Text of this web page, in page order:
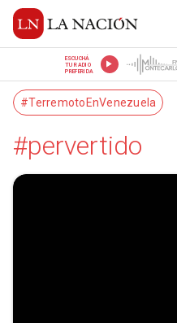
ESCUCHÁ
TU RADIO
PREFERIDA
#TerremotoEnVenezuela
#pervertido